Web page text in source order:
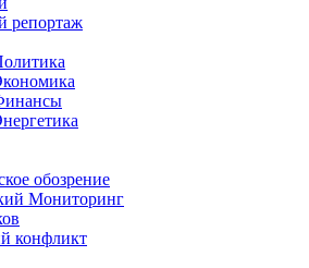
репортаж
обозрение
Мониторинг
конфликт